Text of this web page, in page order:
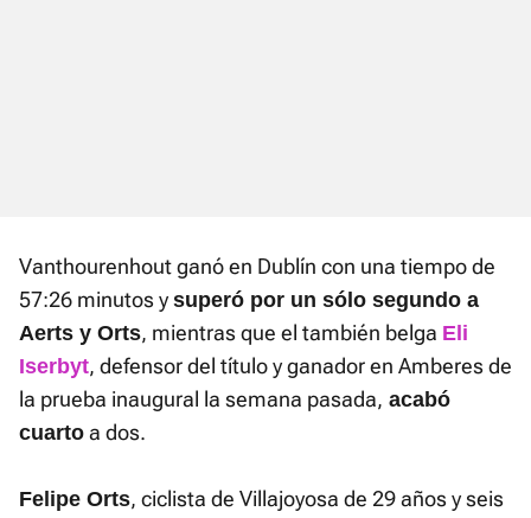
Vanthourenhout ganó en Dublín con una tiempo de
57:26 minutos y superó por un sólo segundo a
Aerts y Orts, mientras que el también belga Eli
Iserbyt, defensor del título y ganador en Amberes de
la prueba inaugural la semana pasada, acabó
cuarto a dos.
Felipe Orts, ciclista de Villajoyosa de 29 años y seis